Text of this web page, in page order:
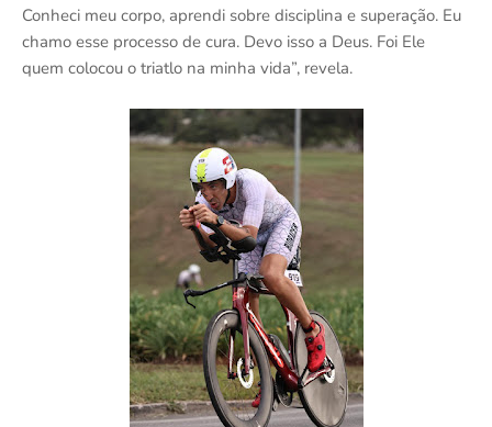
Conheci meu corpo, aprendi sobre disciplina e superação. Eu
chamo esse processo de cura. Devo isso a Deus. Foi Ele
quem colocou o triatlo na minha vida”, revela.